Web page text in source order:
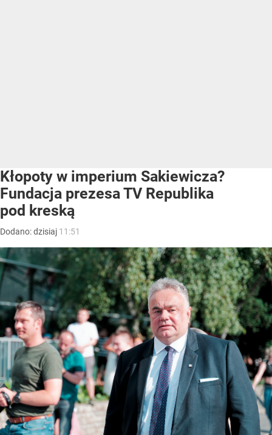
Kłopoty w imperium Sakiewicza?
Fundacja prezesa TV Republika
pod kreską
Dodano:dzisiaj 11:51